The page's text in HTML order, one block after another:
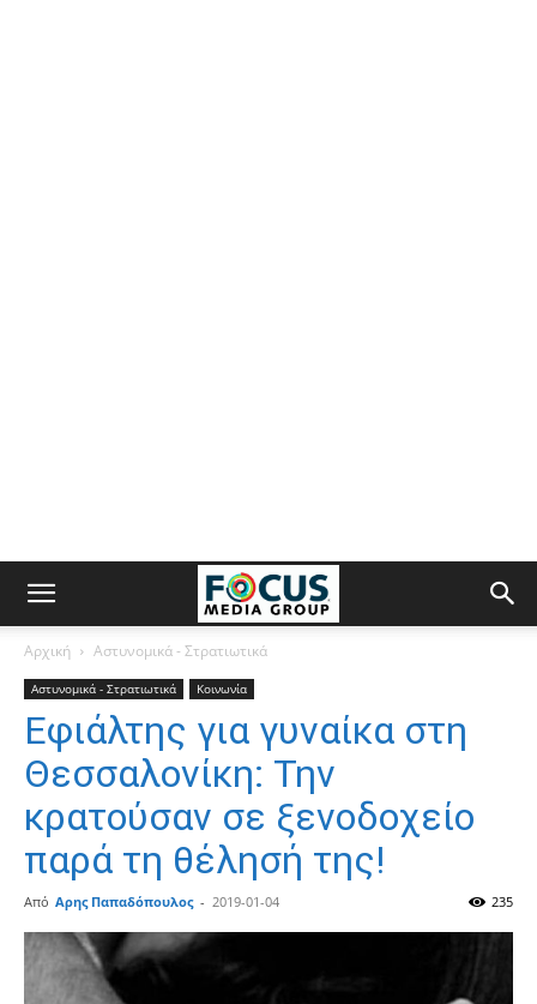
Αρχική Αστυνομικά - Στρατιωτικά
Αστυνομικά - Στρατιωτικά Κοινωνία
Εφιάλτης για γυναίκα στη
Θεσσαλονίκη: Την
κρατούσαν σε ξενοδοχείο
παρά τη θέλησή της!
Από Αρης Παπαδόπουλος - 2019-01-04 235